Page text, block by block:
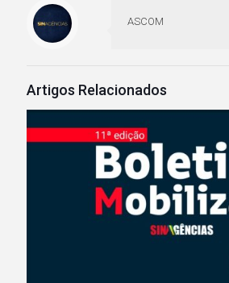
ASCOM
Artigos Relacionados